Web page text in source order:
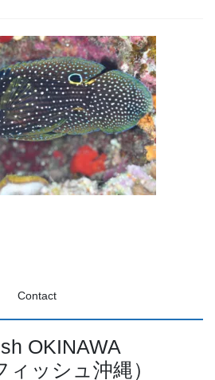
Contact
OKINAWA
ィッシュ沖縄）